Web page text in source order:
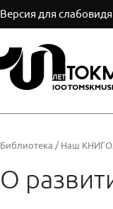
Версия для
Библиотека / Наш
О